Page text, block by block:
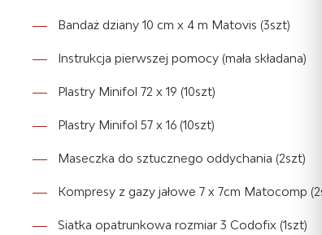
Bandaż dziany 10 cm x 4 m Matovis (3szt)
Instrukcja pierwszej pomocy (mała składana)
Plastry Minifol 72 x 19 (10szt)
Plastry Minifol 57 x 16 (10szt)
Maseczka do sztucznego oddychania (2szt)
Kompresy z gazy jałowe 7 x 7cm Matocomp
Siatka opatrunkowa rozmiar 3 Codofix (1szt)